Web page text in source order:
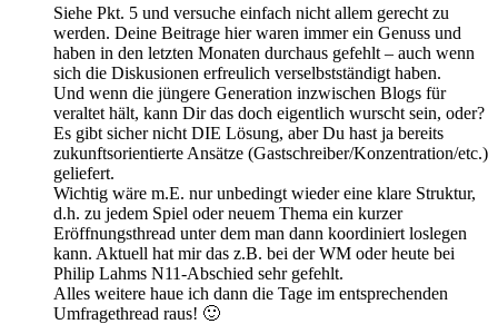
Siehe Pkt. 5 und versuche einfach nicht allem gerecht zu
werden. Deine Beitrage hier waren immer ein Genuss und
haben in den letzten Monaten durchaus gefehlt – auch wenn
sich die Diskusionen erfreulich verselbstständigt haben.
Und wenn die jüngere Generation inzwischen Blogs für
veraltet hält, kann Dir das doch eigentlich wurscht sein, oder?
Es gibt sicher nicht DIE Lösung, aber Du hast ja bereits
zukunftsorientierte Ansätze (Gastschreiber/Konzentration/etc.)
geliefert.
Wichtig wäre m.E. nur unbedingt wieder eine klare Struktur,
d.h. zu jedem Spiel oder neuem Thema ein kurzer
Eröffnungsthread unter dem man dann koordiniert loslegen
kann. Aktuell hat mir das z.B. bei der WM oder heute bei
Philip Lahms N11-Abschied sehr gefehlt.
Alles weitere haue ich dann die Tage im entsprechenden
Umfragethread raus! 🙂